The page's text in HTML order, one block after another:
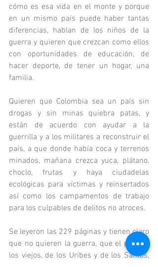
cómo es esa vida en el monte y porque
en un mismo país puede haber tantas
diferencias, hablan de los niños de la
guerra y quieren que crezcan como ellos
con oportunidades de educación, de
hacer deporte, de tener un hogar, una
familia.
Quieren que Colombia sea un país sin
drogas y sin minas quiebra patas, y
están de acuerdo con ayudar a la
guerrilla y a los militares a reconstruir el
país, a que donde había coca y terrenos
minados, mañana crezca yuca, plátano,
choclo, frutas y haya ciudadelas
ecológicas para víctimas y reinsertados
así como los campamentos de trabajo
para los culpables de delitos no atroces.
Se leyeron las 229 páginas y tienen claro
que no quieren la guerra, que el país de
los viejos, de los Uribes y de los Santos,